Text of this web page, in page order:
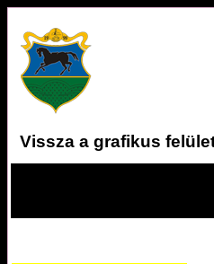
Vissza a grafikus